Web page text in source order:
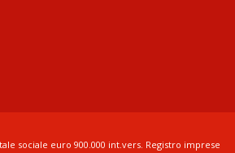
sociale euro 900.000 int.vers. Registro imprese